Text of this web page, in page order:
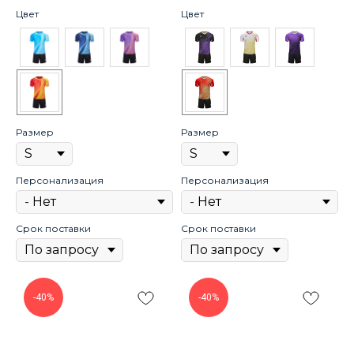
Цвет
Размер
Персонализация
Срок поставки
Цвет
Размер
Персонализация
Срок поставки
-40% -40%